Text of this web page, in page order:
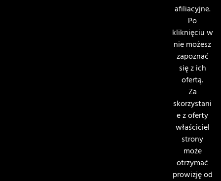
afiliacyjne.
Po
kliknięciu w
nie możesz
zapoznać
się z ich
ofertą.
Za
skorzystani
e z oferty
właściciel
strony
może
otrzymać
prowizję od